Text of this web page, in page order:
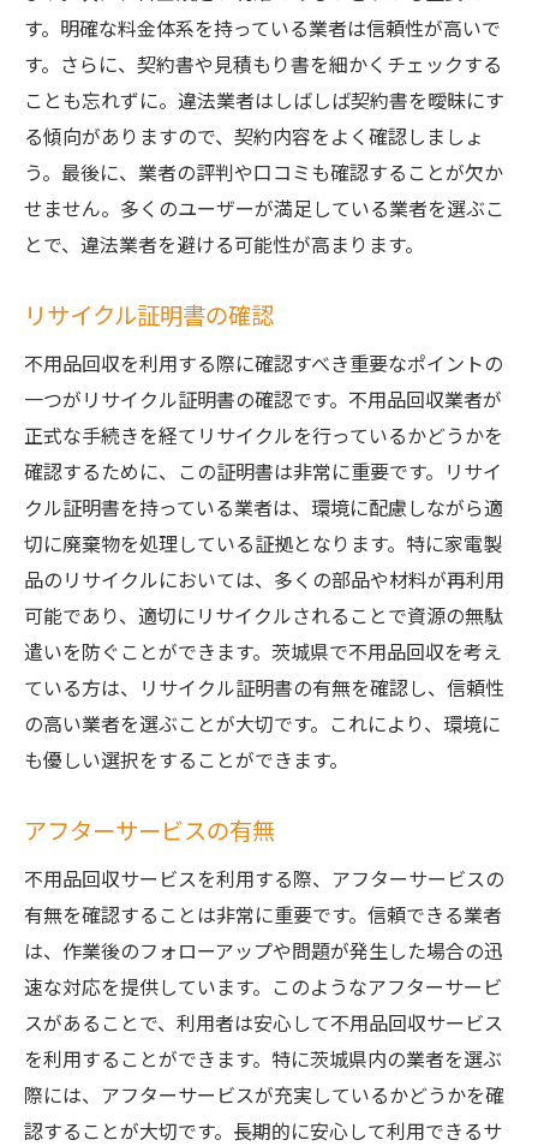
す。明確な料金体系を持っている業者は信頼性が高いで
す。さらに、契約書や見積もり書を細かくチェックする
ことも忘れずに。違法業者はしばしば契約書を曖昧にす
る傾向がありますので、契約内容をよく確認しましょ
う。最後に、業者の評判や口コミも確認することが欠か
せません。多くのユーザーが満足している業者を選ぶこ
とで、違法業者を避ける可能性が高まります。
リサイクル証明書の確認
不用品回収を利用する際に確認すべき重要なポイントの
一つがリサイクル証明書の確認です。不用品回収業者が
正式な手続きを経てリサイクルを行っているかどうかを
確認するために、この証明書は非常に重要です。リサイ
クル証明書を持っている業者は、環境に配慮しながら適
切に廃棄物を処理している証拠となります。特に家電製
品のリサイクルにおいては、多くの部品や材料が再利用
可能であり、適切にリサイクルされることで資源の無駄
遣いを防ぐことができます。茨城県で不用品回収を考え
ている方は、リサイクル証明書の有無を確認し、信頼性
の高い業者を選ぶことが大切です。これにより、環境に
も優しい選択をすることができます。
アフターサービスの有無
不用品回収サービスを利用する際、アフターサービスの
有無を確認することは非常に重要です。信頼できる業者
は、作業後のフォローアップや問題が発生した場合の迅
速な対応を提供しています。このようなアフターサービ
スがあることで、利用者は安心して不用品回収サービス
を利用することができます。特に茨城県内の業者を選ぶ
際には、アフターサービスが充実しているかどうかを確
認することが大切です。長期的に安心して利用できるサ